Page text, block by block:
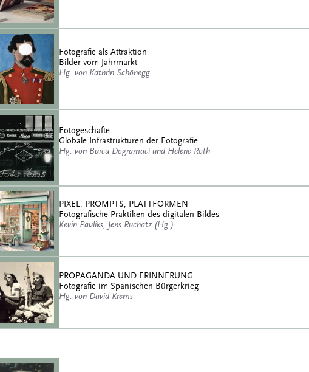
Fotografie als Attraktion
Bilder vom Jahrmarkt
Hg. von Kathrin Schönegg
Fotogeschäfte
Globale Infrastrukturen der Fotografie
Hg. von Burcu Dogramaci und Helene Roth
PIXEL, PROMPTS, PLATTFORMEN
Fotografische Praktiken des digitalen Bildes
Kevin Pauliks, Jens Ruchatz (Hg.)
PROPAGANDA UND ERINNERUNG
Fotografie im Spanischen Bürgerkrieg
Hg. von David Krems